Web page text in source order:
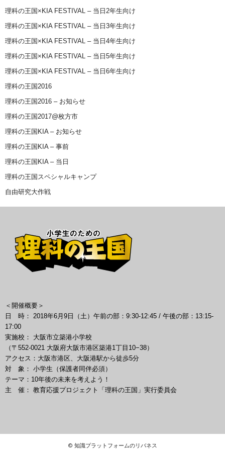
理科の王国×KIA FESTIVAL – 当日2年生向け
理科の王国×KIA FESTIVAL – 当日3年生向け
理科の王国×KIA FESTIVAL – 当日4年生向け
理科の王国×KIA FESTIVAL – 当日5年生向け
理科の王国×KIA FESTIVAL – 当日6年生向け
理科の王国2016
理科の王国2016 – お知らせ
理科の王国2017@枚方市
理科の王国KIA – お知らせ
理科の王国KIA – 事前
理科の王国KIA – 当日
理科の王国スペシャルキャンプ
自由研究大作戦
＜開催概要＞
日 時： 2018年6月9日（土）午前の部：9:30-12:45 / 午後の部：13:15-
17:00
実施校： 大阪市立築港小学校
（〒552-0021 大阪府大阪市港区築港1丁目10−38）
アクセス：大阪市港区、大阪港駅から徒歩5分
対 象： 小学生（保護者同伴必須）
テーマ：10年後の未来を考えよう！
主 催： 教育応援プロジェクト「理科の王国」実行委員会
© 知識プラットフォームのリバネス